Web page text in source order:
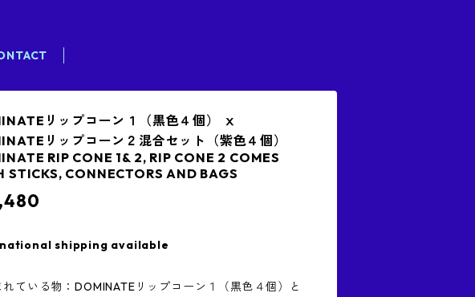
リップコーン１（黒色４個） ⅹ
リップコーン２混合セット（紫色４個）
RIP CONE 1& 2, RIP CONE 2 COMES
STICKS, CONNECTORS AND BAGS
shipping available
れている物：DOMINATEリップコーン１（黒色４個）と